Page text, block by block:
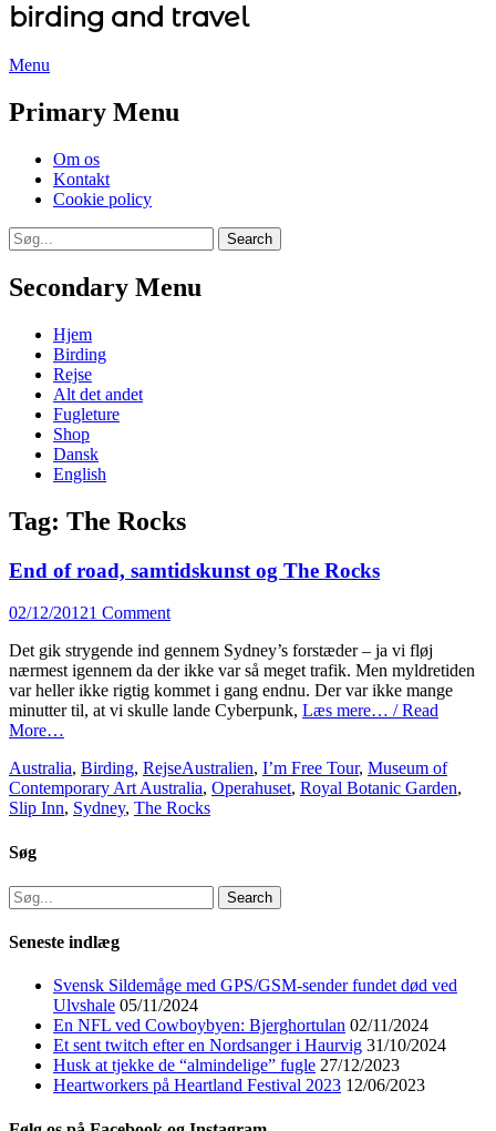
birding and travel
Menu
Primary Menu
Skip
content
Om os
Kontakt
Cookie policy
Search
Search
for:
Secondary Menu
Skip
content
Hjem
Birding
Rejse
Alt det andet
Fugleture
Shop
Dansk
English
Tag: The Rocks
End of road, samtidskunst og The Rocks
Posted
02/12/20121 Comment
Det gik strygende ind gennem Sydney’s forstæder – ja vi fløj
nærmest igennem da der ikke var så meget trafik. Men myldretiden
var heller ikke rigtig kommet i gang endnu. Der var ikke mange
minutter til, at vi skulle lande Cyberpunk, Læs mere… / Read
More…
Categories
Australia, Birding, RejseTags
Australien, I’m Free Tour, Museum of
Contemporary Art Australia, Operahuset, Royal Botanic Garden,
Slip Inn, Sydney, The Rocks
Søg
Search
for:
Seneste indlæg
Svensk Sildemåge med GPS/GSM-sender fundet død ved
Ulvshale 05/11/2024
En NFL ved Cowboybyen: Bjerghortulan 02/11/2024
Et sent twitch efter en Nordsanger i Haurvig 31/10/2024
Husk at tjekke de “almindelige” fugle 27/12/2023
Heartworkers på Heartland Festival 2023 12/06/2023